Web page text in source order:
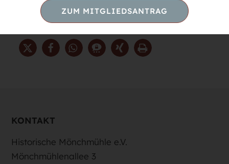
von uns verwöhnen. Wir freuen uns darauf,
Sie im Mühlencafé willkommen zu heißen!
KONTAKT
Historische Mönchmühle e.V.
Mönchmühlenallee 3
ZUM MITGLIEDSANTRAG